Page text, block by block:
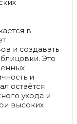
в
и создавать
Это
и
остаётся
ухода и
высоких